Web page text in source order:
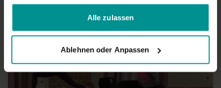
gesammelt haben.
Alle zulassen
Ablehnen oder Anpassen